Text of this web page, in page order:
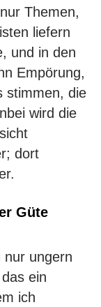
Themen,
liefern
und in den
Empörung,
stimmen, die
wird die
dort
Güte
nur ungern
ein
ich